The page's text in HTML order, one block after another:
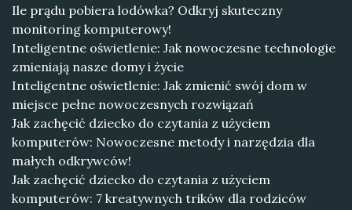
Ile prądu pobiera lodówka? Odkryj skuteczny
monitoring komputerowy!
Inteligentne oświetlenie: Jak nowoczesne technologie
zmieniają nasze domy i życie
Inteligentne oświetlenie: Jak zmienić swój dom w
miejsce pełne nowoczesnych rozwiązań
Jak zachęcić dziecko do czytania z użyciem
komputerów: Nowoczesne metody i narzędzia dla
małych odkrywców!
Jak zachęcić dziecko do czytania z użyciem
komputerów: 7 kreatywnych trików dla rodziców